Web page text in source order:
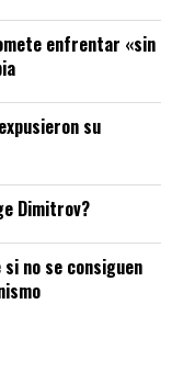
enfrentar «sin
su
Dimitrov?
no se consiguen